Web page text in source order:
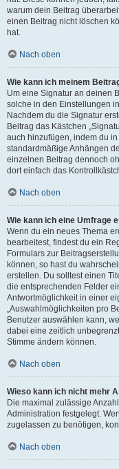
warum dein Beitrag
einen Beitrag nicht löschen
hat.
Nach oben
Wie kann ich meinem
Um eine Signatur an deinen
solche in den Einstellungen
Nachdem du die Signatur
Beitrag das Kästchen
auch hinzufügen, indem du
standardmäßige Anhängen
einzelnen Beitrag dennoch
dort einfach das
Nach oben
Wie kann ich eine Umfrage
Wenn du ein neues Thema
bearbeitest, findest du ein
Formulars zur
können, so hast du
erstellen. Du solltest einen
die entsprechenden Felder
Antwortmöglichkeit in einer
„Auswahlmöglichkeiten pro
Benutzer auswählen kann,
dabei eine zeitlich
Stimme ändern können.
Nach oben
Wieso kann ich nicht mehr
Die maximal zulässige
Administration festgelegt.
zugelassen zu benötigen,
Nach oben